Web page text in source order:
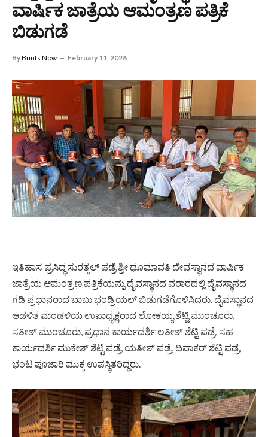
ವಾರ್ಷಿಕ ಜಾತ್ರೆಯ ಆಮಂತ್ರಣ ಪತ್ರಿಕೆ
ಬಿಡುಗಡೆ
ByBunts Now February 11, 2026
ಇತಿಹಾಸ ಪ್ರಸಿದ್ಧ ಸುರತ್ಕಲ್ ಪಡ್ರೆ ಶ್ರೀ ಧೂಮಾವತಿ ದೇವಸ್ಥಾನದ ವಾರ್ಷಿಕ
ಜಾತ್ರೆಯ ಆಮಂತ್ರಣ ಪತ್ರಿಕೆಯನ್ನು ದೈವಸ್ಥಾನದ ವಠಾರದಲ್ಲಿ ದೈವಸ್ಥಾನದ
ಗಡಿ ಪ್ರಧಾನರಾದ ಬಾಬು ಭಂಡ್ರಿಯಲ್ ಬಿಡುಗಡೆಗೊಳಿಸಿದರು. ದೈವಸ್ಥಾನದ
ಆಡಳಿತ ಮಂಡಳಿಯ ಉಪಾಧ್ಯಕ್ಷರಾದ ಲೋಕಯ್ಯ ಶೆಟ್ಟಿ ಮುಂಚೂರು,
ಸತೀಶ್ ಮುಂಚೂರು, ಪ್ರಧಾನ ಕಾರ್ಯದರ್ಶಿ ಲತೀಶ್ ಶೆಟ್ಟಿ ಪಡ್ರೆ, ಸಹ
ಕಾರ್ಯದರ್ಶಿ ಮುಕೇಶ್ ಶೆಟ್ಟಿ ಪಡ್ರೆ, ಯತೀಶ್ ಪಡ್ರೆ, ದಿವಾಕರ್ ಶೆಟ್ಟಿ ಪಡ್ರೆ,
ಭಂಟ ಪೂಜಾರಿ ಮುಕ್ಕ ಉಪಸ್ಥಿತರಿದ್ದರು.